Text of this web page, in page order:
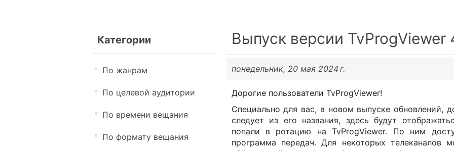
Категории
По жанрам
По целевой аудитории
По времени вещания
По формату вещания
Выпуск версии TvProgViewer
понедельник, 20 мая 2024 г.
Дорогие пользователи TvProgViewer!
Специально для вас, в новом выпуске обновлений,
следует из его названия, здесь будут
попали в ротацию на TvProgViewer. По ним
программа передач. Для некоторых телеканалов